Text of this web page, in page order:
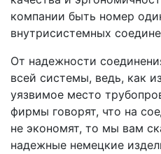
компании быть номер
внутрисистемных
От надежности
всей системы, ведь, как
уязвимое место
фирмы говорят, что на
не экономят, то мы вам
надежные немецкие